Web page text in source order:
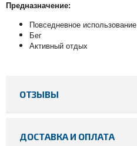
Предназначение:
Повседневное использование
Бег
Активный отдых
ОТЗЫВЫ
ДОСТАВКА И ОПЛАТА